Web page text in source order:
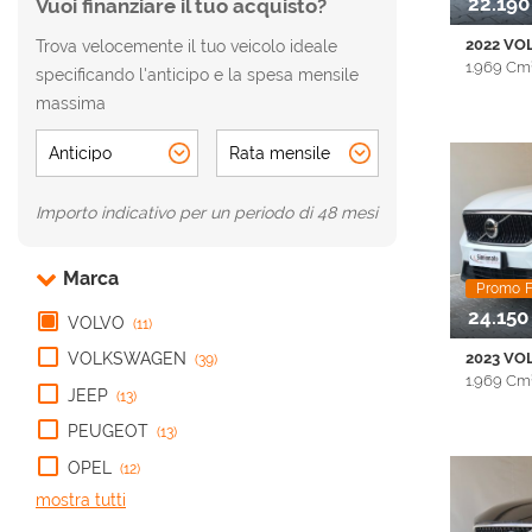
Vuoi finanziare il tuo acquisto?
Trova velocemente il tuo veicolo ideale
specificando l'anticipo e la spesa mensile
massima
Importo indicativo per un periodo di 48 mesi
Marca
VOLVO (11)
VOLKSWAGEN (39)
JEEP (13)
PEUGEOT (13)
OPEL (12)
mostra tutti
2022
1.969
Airbag
elettrici
Cruise
stradali •
pioggia •
USB •
Promo
2023
1.969
• Airbag
Airbag
Auto •